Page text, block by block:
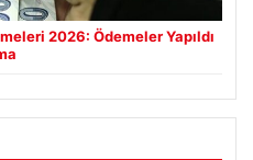
2026: Ödemeler Yapıldı